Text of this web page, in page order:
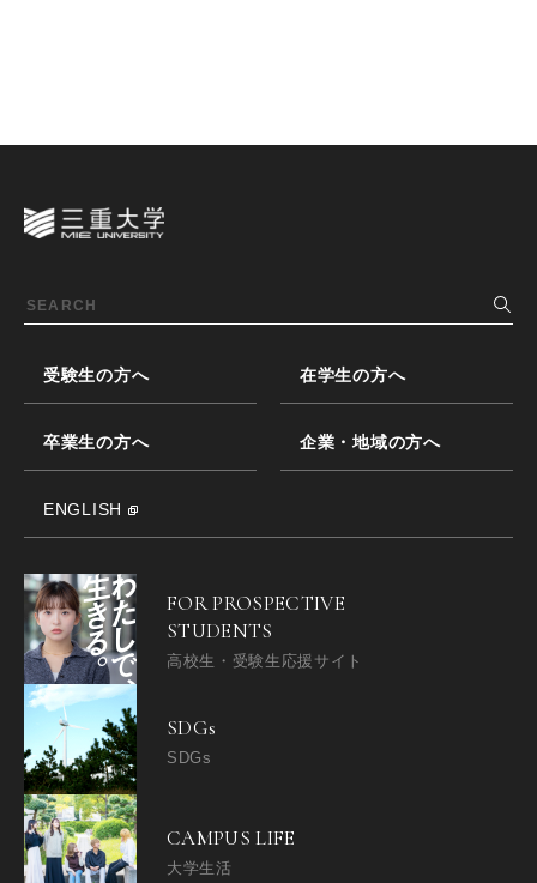
受験生の方へ 在学生の方へ
卒業生の方へ 企業・地域の方へ
ENGLISH
FOR PROSPECTIVE
STUDENTS
高校生・受験生応援サイト
SDGs
SDGs
CAMPUS LIFE
大学生活